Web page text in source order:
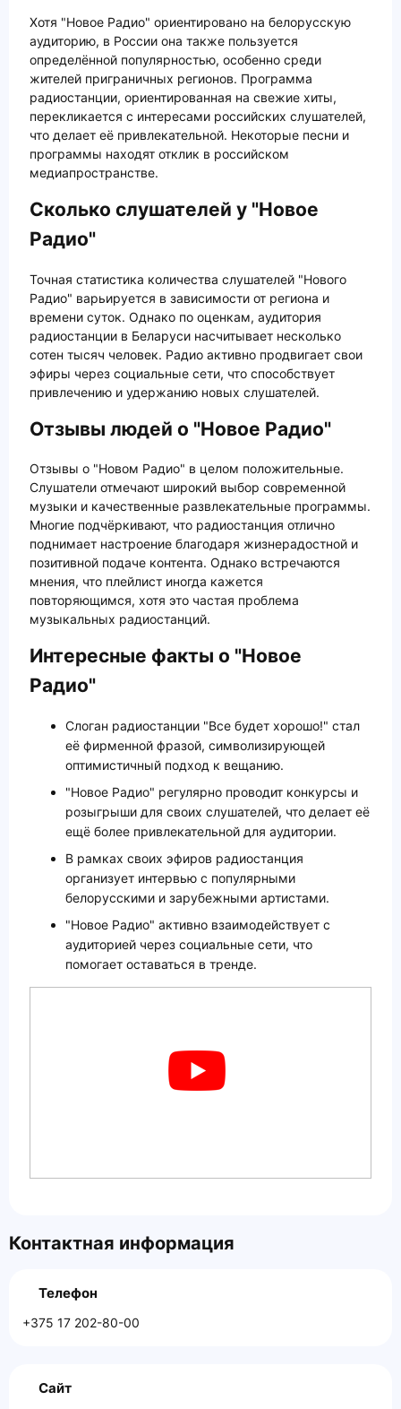
Хотя "Новое Радио" ориентировано на белорусскую
аудиторию, в России она также пользуется
определённой популярностью, особенно среди
жителей приграничных регионов. Программа
радиостанции, ориентированная на свежие хиты,
перекликается с интересами российских слушателей,
что делает её привлекательной. Некоторые песни и
программы находят отклик в российском
медиапространстве.
Сколько слушателей у "Новое
Радио"
Точная статистика количества слушателей "Нового
Радио" варьируется в зависимости от региона и
времени суток. Однако по оценкам, аудитория
радиостанции в Беларуси насчитывает несколько
сотен тысяч человек. Радио активно продвигает свои
эфиры через социальные сети, что способствует
привлечению и удержанию новых слушателей.
Отзывы людей о "Новое Радио"
Отзывы о "Новом Радио" в целом положительные.
Слушатели отмечают широкий выбор современной
музыки и качественные развлекательные программы.
Многие подчёркивают, что радиостанция отлично
поднимает настроение благодаря жизнерадостной и
позитивной подаче контента. Однако встречаются
мнения, что плейлист иногда кажется
повторяющимся, хотя это частая проблема
музыкальных радиостанций.
Интересные факты о "Новое
Радио"
Слоган радиостанции "Все будет хорошо!" стал
её фирменной фразой, символизирующей
оптимистичный подход к вещанию.
"Новое Радио" регулярно проводит конкурсы и
розыгрыши для своих слушателей, что делает её
ещё более привлекательной для аудитории.
В рамках своих эфиров радиостанция
организует интервью с популярными
белорусскими и зарубежными артистами.
"Новое Радио" активно взаимодействует с
аудиторией через социальные сети, что
помогает оставаться в тренде.
Контактная информация
Телефон
+375 17 202-80-00
Сайт